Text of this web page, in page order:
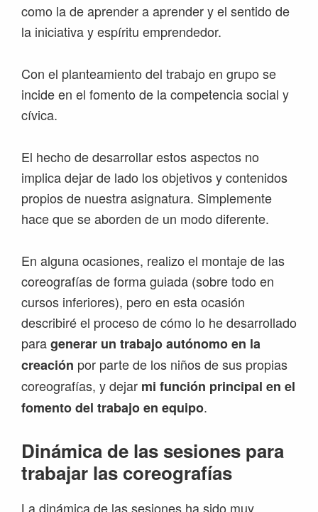
como la de aprender a aprender y el sentido de
la iniciativa y espíritu emprendedor.
Con el planteamiento del trabajo en grupo se
incide en el fomento de la competencia social y
cívica.
El hecho de desarrollar estos aspectos no
implica dejar de lado los objetivos y contenidos
propios de nuestra asignatura. Simplemente
hace que se aborden de un modo diferente.
En alguna ocasiones, realizo el montaje de las
coreografías de forma guiada (sobre todo en
cursos inferiores), pero en esta ocasión
describiré el proceso de cómo lo he desarrollado
paragenerar un trabajo autónomo en la
creación por parte de los niños de sus propias
coreografías, y dejar mi función principal en el
fomento del trabajo en equipo.
Dinámica de las sesiones para
trabajar las coreografías
La dinámica de las sesiones ha sido muy